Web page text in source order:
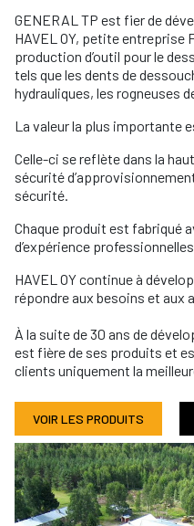
GENERAL TP est fier de
HAVEL OY, petite entreprise
production d’outil pour le
tels que les dents de
hydrauliques, les rogneuses
La valeur la plus importante
Celle-ci se reflète dans la
sécurité
sécurité.
Chaque produit est fabriqué
d’expérience
HAVEL OY continue à
répondre aux besoins et aux
À la suite de 30 ans de
est fière de ses produits et
clients uniquement la
VOIR LES PRODUITS